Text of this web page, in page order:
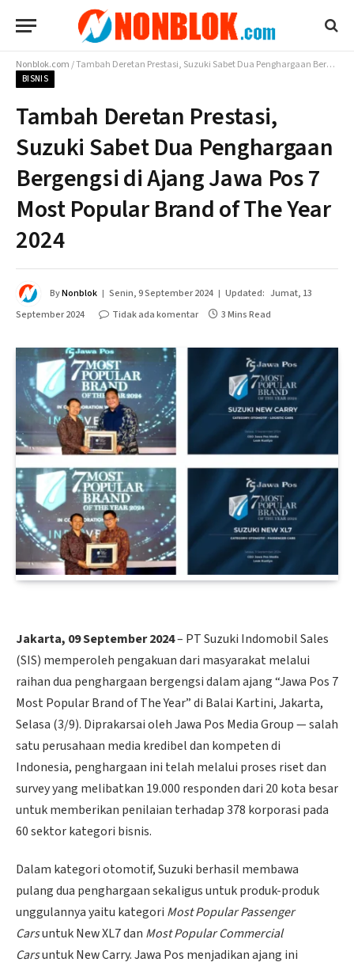
Nonblok.com/Tambah Deretan Prestasi, Suzuki Sabet Dua Penghargaan Bergengsi di Ajang Jawa Pos 7 Most Popular Brand of The Year 2024
BISNIS
Tambah Deretan Prestasi,
Suzuki Sabet Dua Penghargaan
Bergengsi di Ajang Jawa Pos 7
Most Popular Brand of The Year
2024
ByNonblok Senin, 9 September 2024 Updated: Jumat, 13
September 2024
Tidak ada komentar 3 Mins Read
Jakarta, 09 September 2024– PT Suzuki Indomobil Sales
(SIS) memperoleh pengakuan dari masyarakat melalui
raihan dua penghargaan bergengsi dalam ajang “Jawa Pos 7
Most Popular Brand of The Year” di Balai Kartini, Jakarta,
Selasa (3/9). Diprakarsai oleh Jawa Pos Media Group — salah
satu perusahaan media kredibel dan kompeten di
Indonesia, penghargaan ini telah melalui proses riset dan
survey yang melibatkan 19.000 responden dari 20 kota besar
untuk memberikan penilaian terhadap 378 korporasi pada
60 sektor kategori bisnis.
Dalam kategori otomotif, Suzuki berhasil membawa
pulang dua penghargaan sekaligus untuk produk-produk
unggulannya yaitu kategori Most Popular Passenger
Carsuntuk New XL7 dan Most Popular Commercial
Carsuntuk New Carry. Jawa Pos menjadikan ajang ini